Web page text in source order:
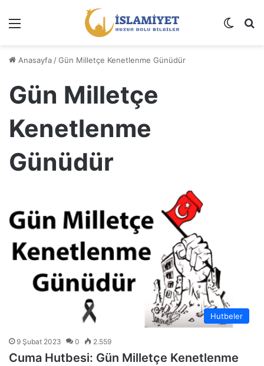
Dış
Anasayfa /Gün Milletçe Kenetlenme Günüdür
Gün Milletçe
Kenetlenme
Günüdür
Hutbeler
9 Şubat 2023 0 2.559
Cuma Hutbesi: Gün Milletçe Kenetlenme